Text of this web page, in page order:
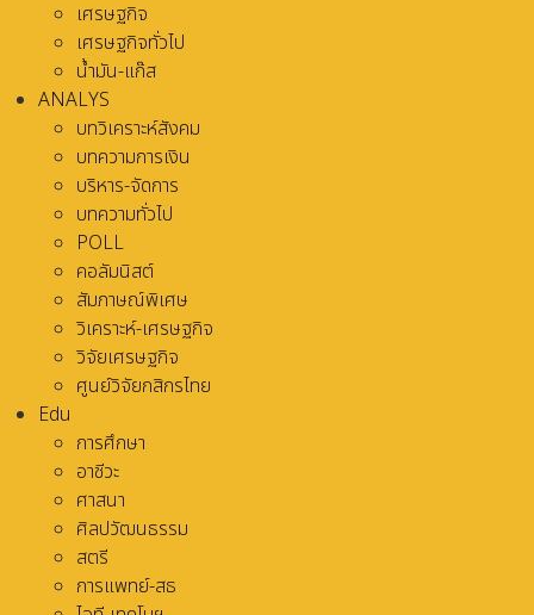
เศรษฐกิจ
เศรษฐกิจทั่วไป
น้ำมัน-แก๊ส
ANALYS
บทวิเคราะห์สังคม
บทความการเงิน
บริหาร-จัดการ
บทความทั่วไป
POLL
คอลัมนิสต์
สัมภาษณ์พิเศษ
วิเคราะห์-เศรษฐกิจ
วิจัยเศรษฐกิจ
ศูนย์วิจัยกสิกรไทย
Edu
การศึกษา
อาชีวะ
ศาสนา
ศิลปวัฒนธรรม
สตรี
การแพทย์-สธ